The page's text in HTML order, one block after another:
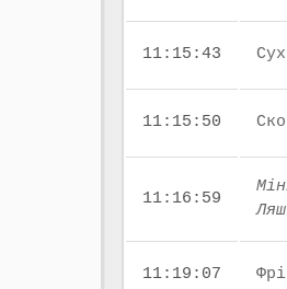
11:15:43
11:15:50
11:16:59
11:19:07